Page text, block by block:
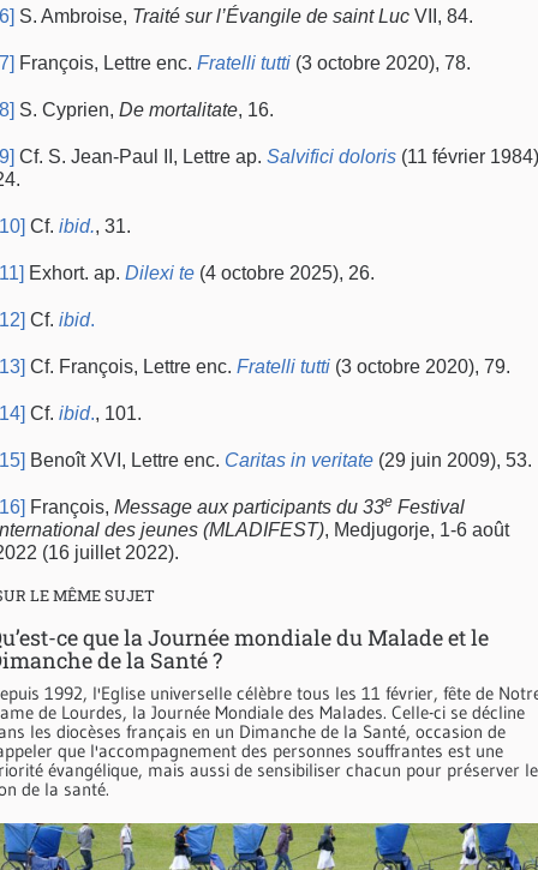
S. Ambroise, Traité sur l’Évangile de saint Luc VII, 84.
François, Lettre enc. Fratelli tutti (3 octobre 2020), 78.
S. Cyprien, De mortalitate, 16.
Cf. S. Jean-Paul II, Lettre ap. Salvifici doloris (11 février
Cf. ibid., 31.
Exhort. ap. Dilexi te (4 octobre 2025), 26.
Cf. ibid.
Cf. François, Lettre enc. Fratelli tutti (3 octobre 2020), 79.
Cf. ibid., 101.
Benoît XVI, Lettre enc. Caritas in veritate (29 juin 2009), 53.
François, Message aux participants du 33e Festival
des jeunes (MLADIFEST), Medjugorje, 1-6 août
(16 juillet 2022).
LE MÊME SUJET
ce que la Journée mondiale du Malade et le
de la Santé ?
1992, l'Eglise universelle célèbre tous les 11 février, fête de
de Lourdes, la Journée Mondiale des Malades. Celle-ci se décline
les diocèses français en un Dimanche de la Santé, occasion de
que l'accompagnement des personnes souffrantes est une
évangélique, mais aussi de sensibiliser chacun pour préserver le
de la santé.